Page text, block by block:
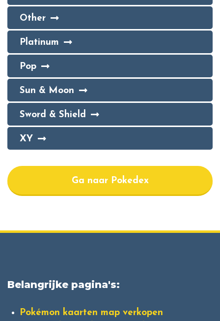
Other
Platinum
Pop
Sun & Moon
Sword & Shield
XY
Ga naar Pokedex
Belangrijke pagina's:
Pokémon kaarten map verkopen